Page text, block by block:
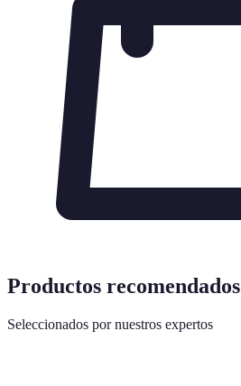
Productos recomendados
Seleccionados por nuestros expertos